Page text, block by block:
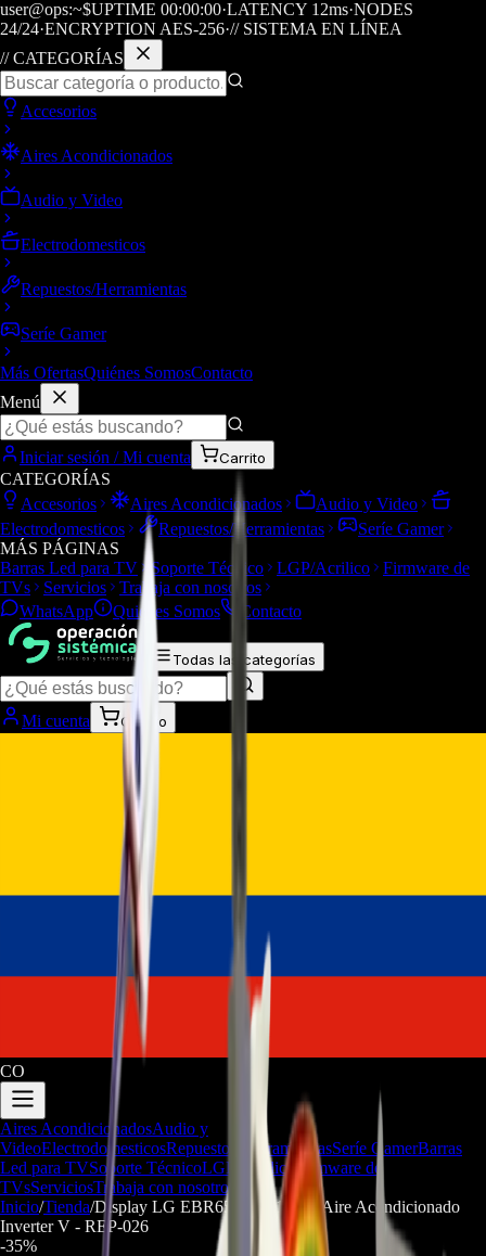
user@ops:~$UPTIME 00:00:00·LATENCY 12ms·NODES
24/24·ENCRYPTION AES-256·// SISTEMA EN LÍNEA
// CATEGORÍAS
Accesorios
Aires Acondicionados
Audio y Video
Electrodomesticos
Repuestos/Herramientas
Seríe Gamer
Más OfertasQuiénes SomosContacto
Menú
Iniciar sesión / Mi cuenta Carrito
CATEGORÍAS
Accesorios
Aires Acondicionados
Audio y Video
Electrodomesticos
Repuestos/Herramientas
Seríe Gamer
MÁS PÁGINAS
Barras Led para TV
Soporte Técnico LGP/Acrilico
Firmware de
TVs
Servicios
Trabaja con nosotros
WhatsApp
Quiénes Somos Contacto
Todas las categorías
Mi cuenta Carrito
CO
Aires AcondicionadosAudio y
VideoElectrodomesticosRepuestos/HerramientasSeríe GamerBarras
Led para TVSoporte TécnicoLGP/AcrilicoFirmware de
TVsServiciosTrabaja con nosotros
Inicio/Tienda/Display LG EBR65245001 para Aire Acondicionado
Inverter V - REP-026
-35%